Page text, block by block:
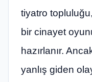
tiyatro
bir cinayet
hazırlanır.
yanlış giden